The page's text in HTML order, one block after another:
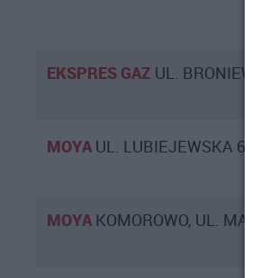
EKSPRES GAZ UL.
MOYA UL. LUBIEJEWSKA 63
MOYA KOMOROWO, UL.